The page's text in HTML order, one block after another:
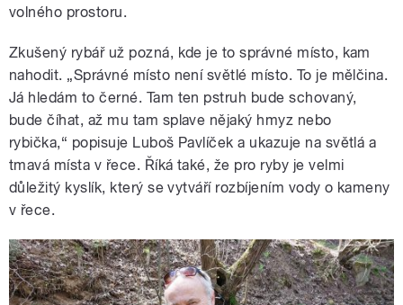
volného prostoru.
Zkušený rybář už pozná, kde je to správné místo, kam
nahodit. „Správné místo není světlé místo. To je mělčina.
Já hledám to černé. Tam ten pstruh bude schovaný,
bude číhat, až mu tam splave nějaký hmyz nebo
rybička,“ popisuje Luboš Pavlíček a ukazuje na světlá a
tmavá místa v řece. Říká také, že pro ryby je velmi
důležitý kyslík, který se vytváří rozbíjením vody o kameny
v řece.